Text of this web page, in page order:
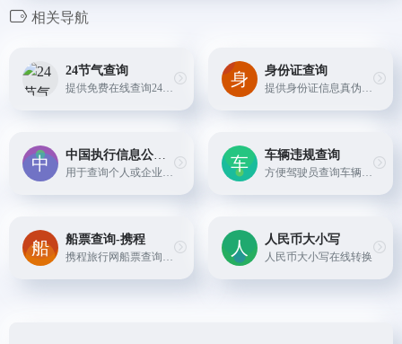
相关导航
24节气查询
提供免费在线查询24节气
身份证查询
提供身份证信息真伪查询
中国执行信息公开网
用于查询个人或企业的失信被执行记录，帮助了解合作对象的信用状况。
车辆违规查询
方便驾驶员查询车辆违章记录。
船票查询-携程
携程旅行网船票查询和订购服务。
人民币大小写
人民币大小写在线转换